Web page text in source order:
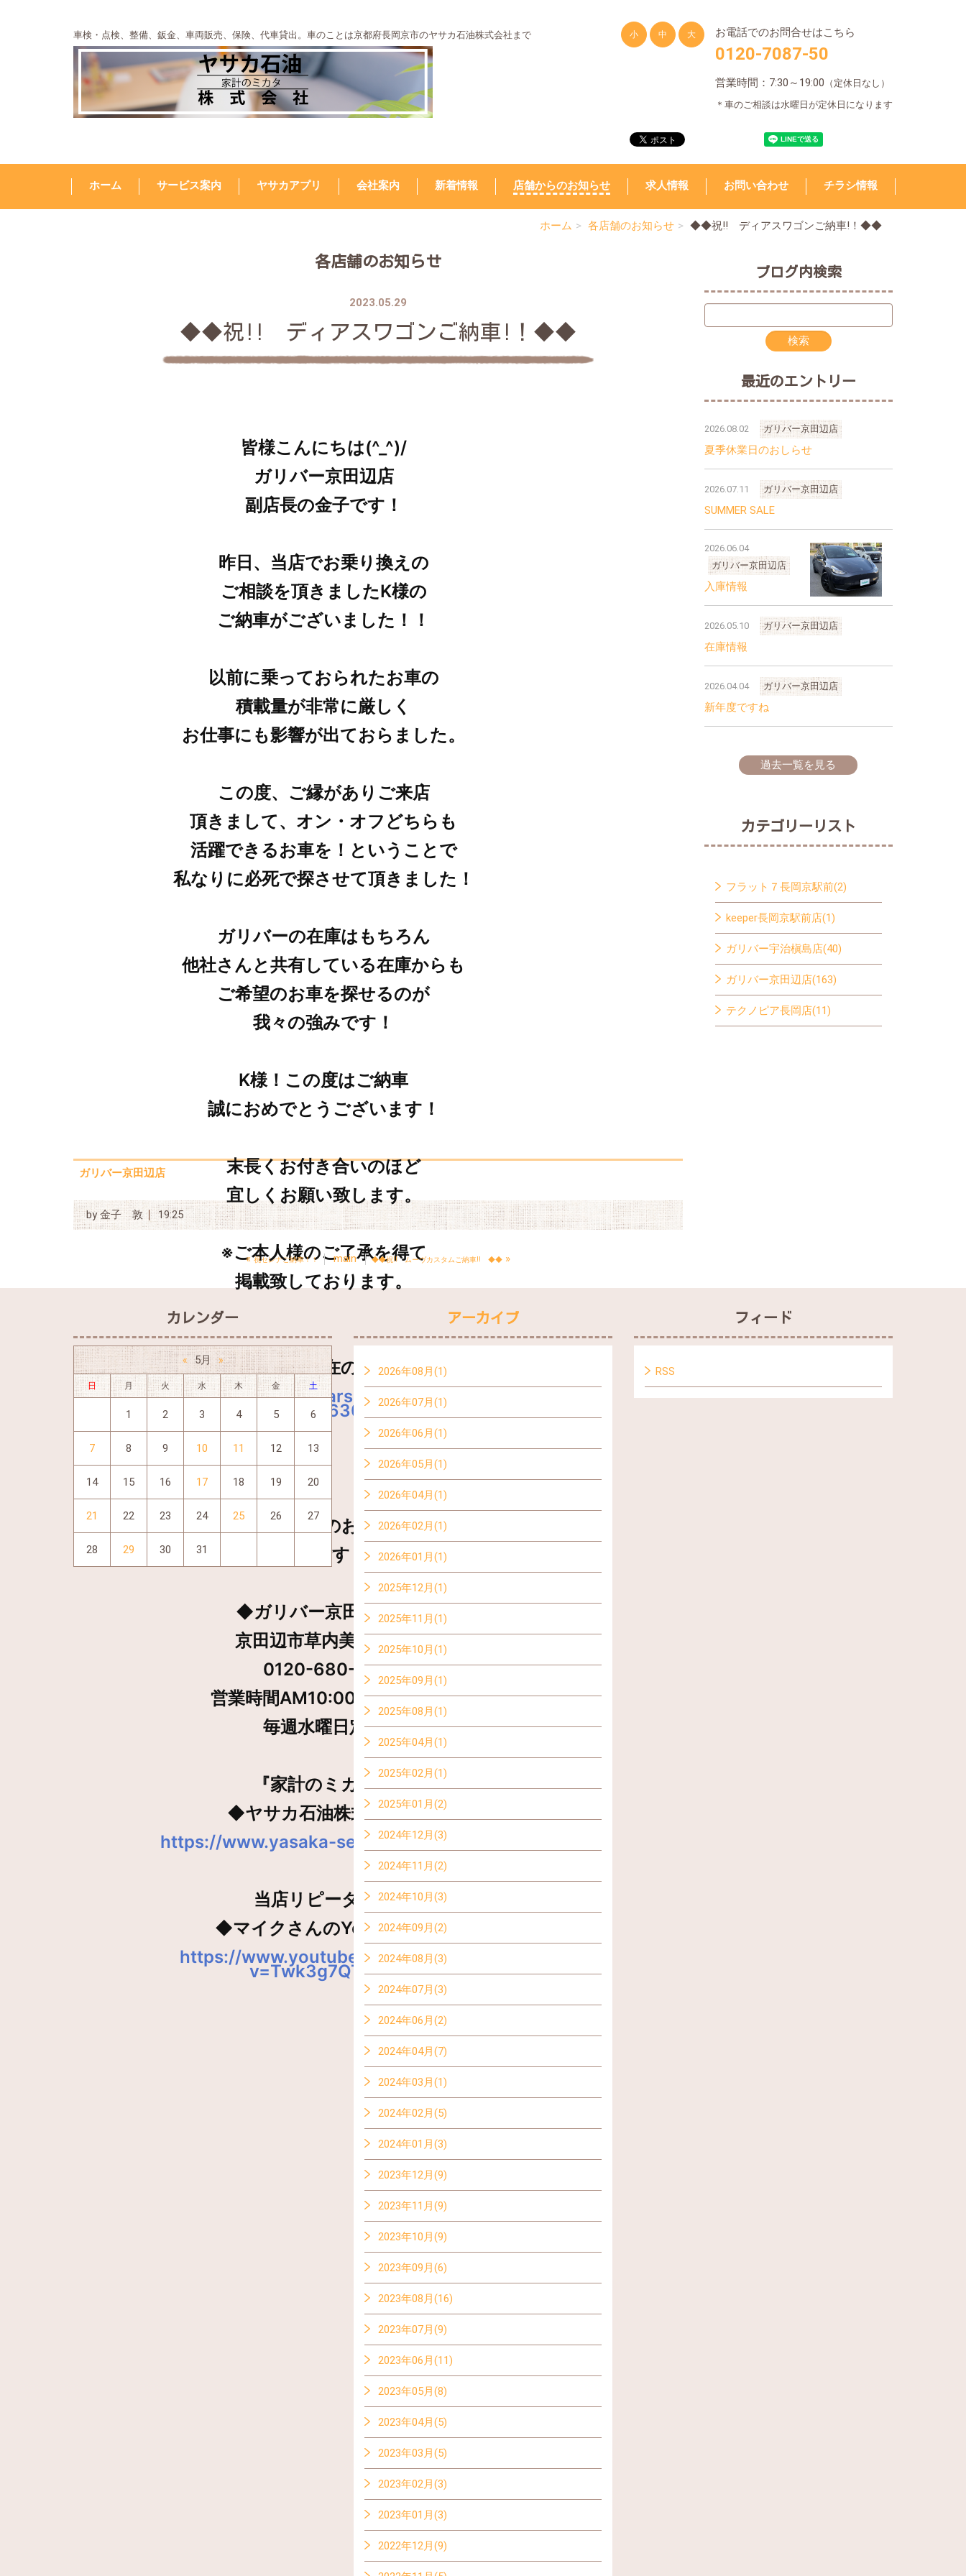
車検・点検、整備、鈑金、車両販売、保険、代車貸出。車のことは京都府長岡京市のヤサカ石油株式会社まで お電話でのお問合せはこちら
0120-7087-50
営業時間：7:30～19:00 （定休日なし）
＊車のご相談は水曜日が定休日になります
小 中 大
ホーム サービス案内 ヤサカアプリ 会社案内 新着情報 店舗からのお知らせ 求人情報 お問い合わせ チラシ情報
ホーム 各店舗のお知らせ ◆◆祝!! ディアスワゴンご納車!！◆◆
各店舗のお知らせ
2023.05.29
◆◆祝!! ディアスワゴンご納車!！◆◆
皆様こんにちは(^_^)/
ガリバー京田辺店
副店長の金子です！
昨日、当店でお乗り換えの
ご相談を頂きましたK様の
ご納車がございました！！
以前に乗っておられたお車の
積載量が非常に厳しく
お仕事にも影響が出ておらました。
この度、ご縁がありご来店
頂きまして、オン・オフどちらも
活躍できるお車を！ということで
私なりに必死で探させて頂きました！
ガリバーの在庫はもちろん
他社さんと共有している在庫からも
ご希望のお車を探せるのが
我々の強みです！
K様！この度はご納車
誠におめでとうございます！
末長くお付き合いのほど
宜しくお願い致します。
※ご本人様のご了承を得て
掲載致しております。
◆当店の今日現在の展示車両◆
https://www.carsensor.net/
shop/kyoto/227563071/stocklist/
もちろんお電話でのお問い合わせも
大歓迎です！！
◆ガリバー京田辺店◆
京田辺市草内美泥20-1
0120-680-121
営業時間AM10:00～PM7:00
毎週水曜日定休
『家計のミカタ』
◆ヤサカ石油株式会社◆
https://www.yasaka-sekiyu.co.jp/blog/
当店リピーター様
◆マイクさんのYouTube◆
https://www.youtube.com/watch?
v=Twk3g7QTN4E
ガリバー京田辺店
by金子 敦 19:25
«祝セレナご納車！！ main ◆◆祝!! ムーヴカスタムご納車!! ◆◆»
ブログ内検索
最近のエントリー
2026.08.02 ガリバー京田辺店
夏季休業日のおしらせ
2026.07.11 ガリバー京田辺店
SUMMER SALE
2026.06.04
ガリバー京田辺店
入庫情報
2026.05.10 ガリバー京田辺店
在庫情報
2026.04.04 ガリバー京田辺店
新年度ですね
過去一覧を見る
カテゴリーリスト
フラット７長岡京駅前(2)
keeper長岡京駅前店(1)
ガリバー宇治槇島店(40)
ガリバー京田辺店(163)
テクノピア長岡店(11)
カレンダー
« 5月 »
日 月 火 水 木 金 土
1 2 3 4 5 6
7 8 9 10 11 12 13
14 15 16 17 18 19 20
21 22 23 24 25 26 27
28 29 30 31
アーカイブ
2026年08月(1)
2026年07月(1)
2026年06月(1)
2026年05月(1)
2026年04月(1)
2026年02月(1)
2026年01月(1)
2025年12月(1)
2025年11月(1)
2025年10月(1)
2025年09月(1)
2025年08月(1)
2025年04月(1)
2025年02月(1)
2025年01月(2)
2024年12月(3)
2024年11月(2)
2024年10月(3)
2024年09月(2)
2024年08月(3)
2024年07月(3)
2024年06月(2)
2024年04月(7)
2024年03月(1)
2024年02月(5)
2024年01月(3)
2023年12月(9)
2023年11月(9)
2023年10月(9)
2023年09月(6)
2023年08月(16)
2023年07月(9)
2023年06月(11)
2023年05月(8)
2023年04月(5)
2023年03月(5)
2023年02月(3)
2023年01月(3)
2022年12月(9)
フィード
RSS